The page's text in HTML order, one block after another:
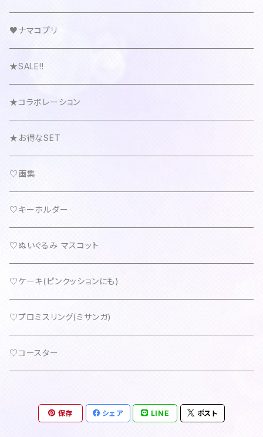
♥ナマコプリ
★SALE!!
★コラボレーション
★お得なSET
♡画集
♡キーホルダー
♡ぬいぐるみ マスコット
♡ケーキ(ピンクッションにも)
♡プロミスリング(ミサンガ)
♡コースター
保存 シェア LINE ポスト